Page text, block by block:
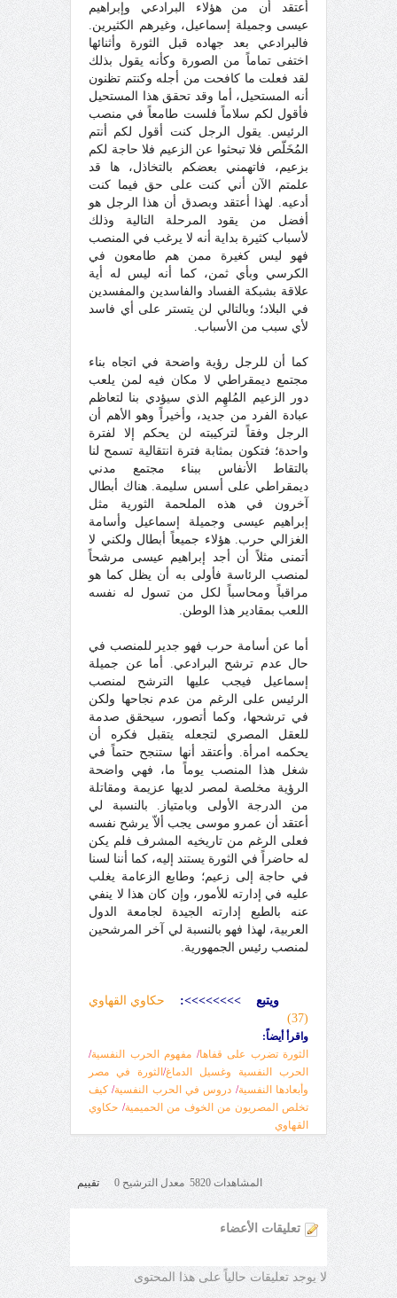
أعتقد أن من هؤلاء البرادعي وإبراهيم
عيسى وجميلة إسماعيل، وغيرهم الكثيرين.
فالبرادعي بعد جهاده قبل الثورة وأثنائها
اختفى تماماً من الصورة وكأنه يقول بذلك
لقد فعلت ما كافحت من أجله وكنتم تظنون
أنه المستحيل، أما وقد تحقق هذا المستحيل
فأقول لكم سلاماً فلست طامعاً في منصب
الرئيس. يقول الرجل كنت أقول لكم أنتم
المُخَلّص فلا تبحثوا عن الزعيم فلا حاجة لكم
بزعيم، فاتهمني بعضكم بالتخاذل، ها قد
علمتم الآن أني كنت على حق فيما كنت
أدعيه. لهذا أعتقد وبصدق أن هذا الرجل هو
أفضل من يقود المرحلة التالية وذلك
لأسباب كثيرة بداية أنه لا يرغب في المنصب
فهو ليس كغيرة ممن هم طامعون في
الكرسي وبأي ثمن، كما أنه ليس له أية
علاقة بشبكة الفساد والفاسدين والمفسدين
في البلاد؛ وبالتالي لن يتستر على أي فاسد
لأي سبب من الأسباب.
كما أن للرجل رؤية واضحة في اتجاه بناء
مجتمع ديمقراطي لا مكان فيه لمن يلعب
دور الزعيم المُلهِم الذي سيؤدي بنا لتعاظم
عبادة الفرد من جديد، وأخيراً وهو الأهم أن
الرجل وفقاً لتركيبته لن يحكم إلا لفترة
واحدة؛ فتكون بمثابة فترة انتقالية تسمح لنا
بالتقاط الأنفاس ببناء مجتمع مدني
ديمقراطي على أسس سليمة. هناك أبطال
آخرون في هذه الملحمة الثورية مثل
إبراهيم عيسى وجميلة إسماعيل وأسامة
الغزالي حرب. هؤلاء جميعاً أبطال ولكني لا
أتمنى مثلاً أن أجد إبراهيم عيسى مرشحاً
لمنصب الرئاسة فأولى به أن يظل كما هو
مراقباً ومحاسباً لكل من تسول له نفسه
اللعب بمقادير هذا الوطن.
أما عن أسامة حرب فهو جدير للمنصب في
حال عدم ترشح البرادعي. أما عن جميلة
إسماعيل فيجب عليها الترشح لمنصب
الرئيس على الرغم من عدم نجاحها ولكن
في ترشحها، وكما أتصور، سيحقق صدمة
للعقل المصري لتجعله يتقبل فكره أن
يحكمه امرأة. وأعتقد أنها ستنجح حتماً في
شغل هذا المنصب يوماً ما، فهي واضحة
الرؤية مخلصة لمصر لديها عزيمة ومقاتلة
من الدرجة الأولى وبامتياز. بالنسبة لي
أعتقد أن عمرو موسى يجب ألاّ يرشح نفسه
فعلى الرغم من تاريخيه المشرف فلم يكن
له حاضراً في الثورة يستند إليه، كما أننا لسنا
في حاجة إلى زعيم؛ وطابع الزعامة يغلب
عليه في إدارته للأمور، وإن كان هذا لا ينفي
عنه بالطبع إدارته الجيدة لجامعة الدول
العربية، لهذا فهو بالنسبة لي آخر المرشحين
لمنصب رئيس الجمهورية.
ويتبع>>>>>>>>
:
حكاوي القهاوي
(37)
واقرأ أيضاً:
الثورة تضرب على قفاها/ مفهوم الحرب النفسية/
الحرب النفسية وغسيل الدماغ/ الثورة في مصر
وأبعادها النفسية/ دروس في الحرب النفسية/ كيف
تخلص المصريون من الخوف من الحميمية/ حكاوي
القهاوي
المشاهدات 5820 معدل الترشيح 0 تقييم
تعليقات الأعضاء
لا يوجد تعليقات حالياً على هذا المحتوى